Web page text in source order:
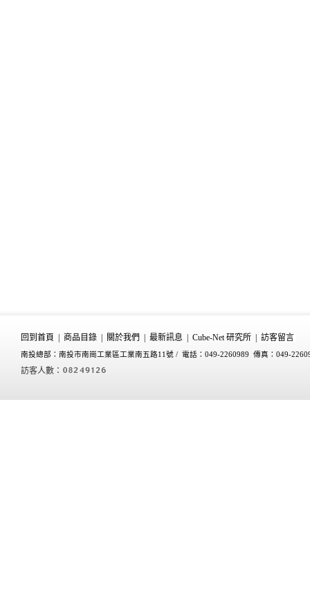
回到首頁 商品目錄 關於我們 最新訊息 Cube-Net 研究所 訪客留言
南投總部：南投市南崗工業區工業南五路11號 / 電話：049-2260989 傳真：049-
訪客人數：